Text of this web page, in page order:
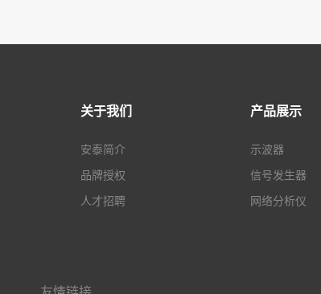
关于我们
安泰简介
品牌授权
人才招聘
产品展示
示波器
信号发生器
网络分析仪